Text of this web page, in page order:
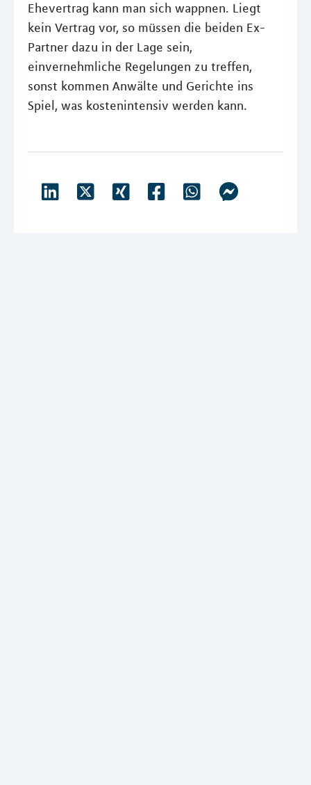
Ehevertrag kann man sich wappnen. Liegt
kein Vertrag vor, so müssen die beiden Ex-
Partner dazu in der Lage sein,
einvernehmliche Regelungen zu treffen,
sonst kommen Anwälte und Gerichte ins
Spiel, was kostenintensiv werden kann.